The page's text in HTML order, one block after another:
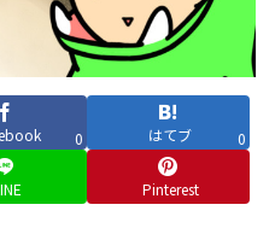
0 はてブ 0
Pinterest